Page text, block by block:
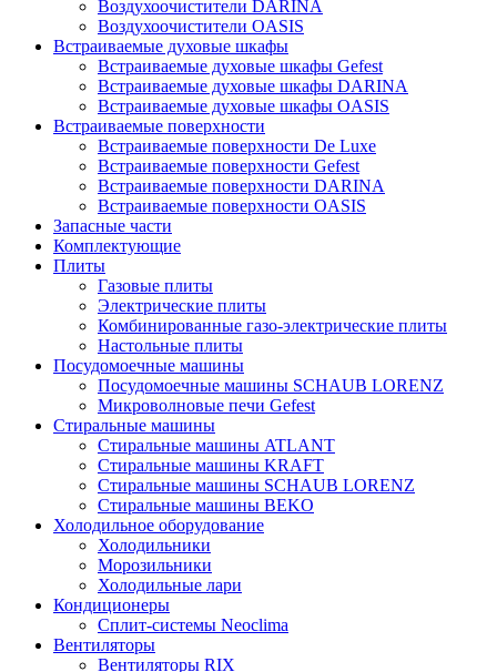
Воздухоочистители DARINA
Воздухоочистители OASIS
Встраиваемые духовые шкафы
Встраиваемые духовые шкафы Gefest
Встраиваемые духовые шкафы DARINA
Встраиваемые духовые шкафы OASIS
Встраиваемые поверхности
Встраиваемые поверхности De Luxe
Встраиваемые поверхности Gefest
Встраиваемые поверхности DARINA
Встраиваемые поверхности OASIS
Запасные части
Комплектующие
Плиты
Газовые плиты
Электрические плиты
Комбинированные газо-электрические плиты
Настольные плиты
Посудомоечные машины
Посудомоечные машины SCHAUB LORENZ
Микроволновые печи Gefest
Стиральные машины
Стиральные машины ATLANT
Стиральные машины KRAFT
Стиральные машины SCHAUB LORENZ
Стиральные машины BEKO
Холодильное оборудование
Холодильники
Морозильники
Холодильные лари
Кондиционеры
Сплит-системы Neoclima
Вентиляторы
Вентиляторы RIX